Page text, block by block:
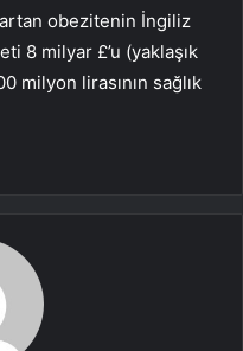
obezitenin İngiliz
8 milyar £’u (yaklaşık
milyon lirasının sağlık